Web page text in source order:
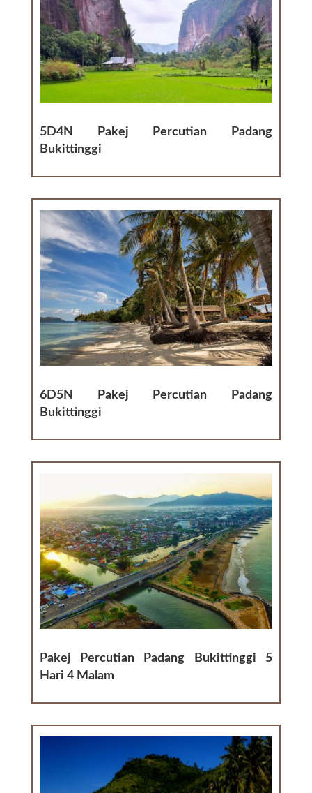
5D4N Pakej Percutian Padang
Bukittinggi
6D5N Pakej Percutian Padang
Bukittinggi
Pakej Percutian Padang Bukittinggi 5
Hari 4 Malam